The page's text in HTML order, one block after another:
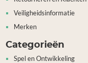
Veiligheidsinformatie
Merken
Categorieën
Spel en Ontwikkeling